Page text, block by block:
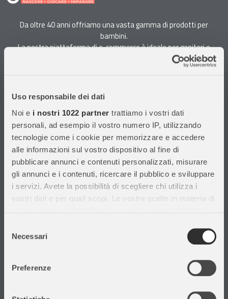
Uso responsabile dei dati
Noi e i nostri 1022 partner trattiamo i vostri dati
personali, ad esempio il vostro numero IP, utilizzando
tecnologie come i cookie per memorizzare e accedere
alle informazioni sul vostro dispositivo al fine di
pubblicare annunci e contenuti personalizzati, misurare
gli annunci e i contenuti, ricercare il pubblico e sviluppare
i servizi. Avete la possibilità di scegliere chi utilizza i
vostri dati e per quali scopi. Le vostre scelte in materia di
modificare o revocare il proprio consenso in qualsiasi
momento dalla Dichiarazione sui cookie o facendo clic
delNecessari
Preferenze
Da oltre 40 anni offriamo una vasta gamma di prodotti per
bambini.
La nostra piattaforma di e-commerce è ideale per genitori e
specialisti alla ricerca di giocattoli, articoli per l'infanzia, cancelleria e
soddisfare le esigenze dei clienti.
Informazioni
Assistenza Clienti
Chi siamo
Privacy Policy
Cataloghi
Volantini